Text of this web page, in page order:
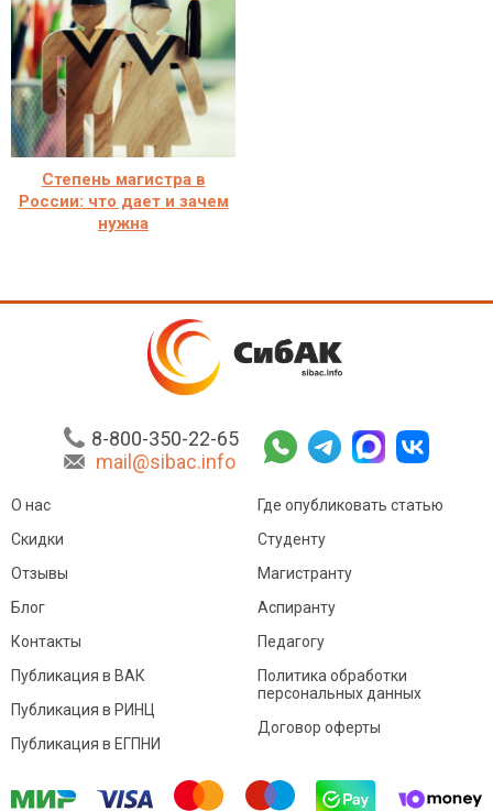
Степень магистра в
России: что дает и зачем
нужна
8-800-350-22-65
mail@sibac.info
О нас
Скидки
Отзывы
Блог
Контакты
Где опубликовать статью
Студенту
Магистранту
Аспиранту
Педагогу
Публикация в ВАК
Публикация в РИНЦ
Публикация в ЕГПНИ
Политика обработки
персональных данных
Договор оферты